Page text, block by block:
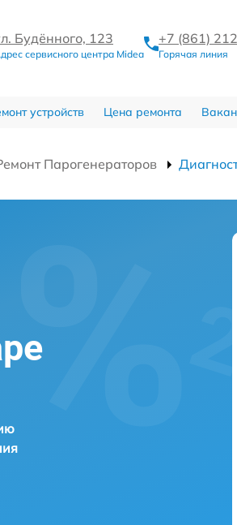
Будённого, 123
сервисного центра Midea
+7 (861)
Горячая линия
устройств Цена ремонта
Парогенераторов